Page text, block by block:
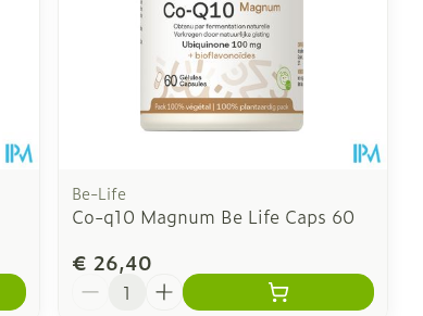
Be-Life
Co-q10 Magnum Be Life Caps 60
€ 26,40
Aantal